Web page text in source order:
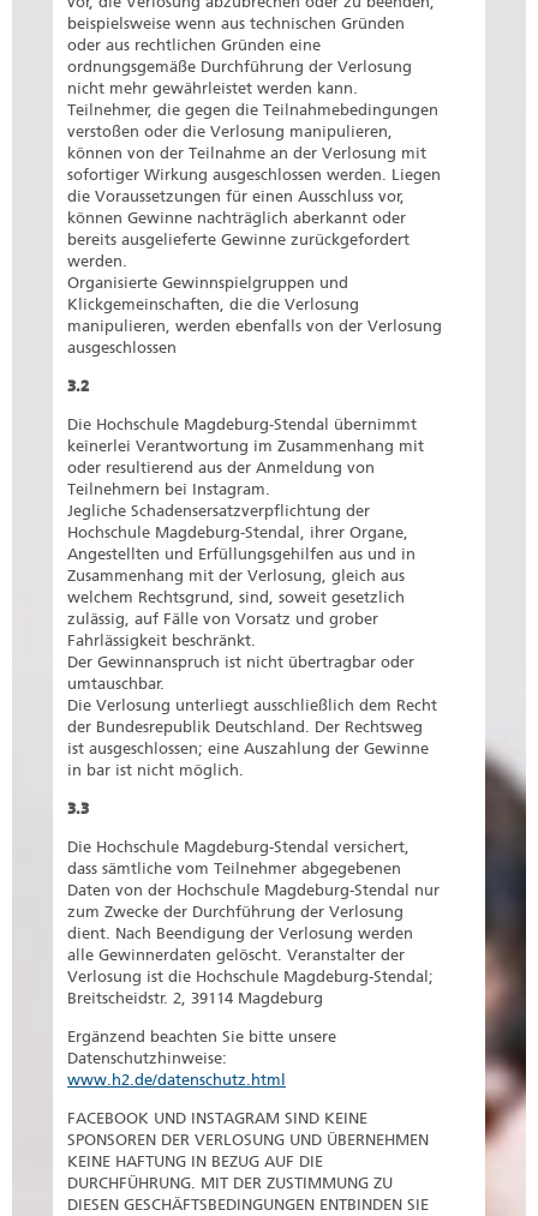
beispielsweise wenn aus technischen Gründen
oder aus rechtlichen Gründen eine
ordnungsgemäße Durchführung der Verlosung
nicht mehr gewährleistet werden kann.
Teilnehmer, die gegen die Teilnahmebedingungen
verstoßen oder die Verlosung manipulieren,
können von der Teilnahme an der Verlosung mit
sofortiger Wirkung ausgeschlossen werden. Liegen
die Voraussetzungen für einen Ausschluss vor,
können Gewinne nachträglich aberkannt oder
bereits ausgelieferte Gewinne zurückgefordert
werden.
Organisierte Gewinnspielgruppen und
Klickgemeinschaften, die die Verlosung
manipulieren, werden ebenfalls von der Verlosung
ausgeschlossen
3.2
Die Hochschule Magdeburg-Stendal übernimmt
keinerlei Verantwortung im Zusammenhang mit
oder resultierend aus der Anmeldung von
Teilnehmern bei Instagram.
Jegliche Schadensersatzverpflichtung der
Hochschule Magdeburg-Stendal, ihrer Organe,
Angestellten und Erfüllungsgehilfen aus und in
Zusammenhang mit der Verlosung, gleich aus
welchem Rechtsgrund, sind, soweit gesetzlich
zulässig, auf Fälle von Vorsatz und grober
Fahrlässigkeit beschränkt.
Der Gewinnanspruch ist nicht übertragbar oder
umtauschbar.
Die Verlosung unterliegt ausschließlich dem Recht
der Bundesrepublik Deutschland. Der Rechtsweg
ist ausgeschlossen; eine Auszahlung der Gewinne
in bar ist nicht möglich.
3.3
Die Hochschule Magdeburg-Stendal versichert,
dass sämtliche vom Teilnehmer abgegebenen
Daten von der Hochschule Magdeburg-Stendal nur
zum Zwecke der Durchführung der Verlosung
dient. Nach Beendigung der Verlosung werden
alle Gewinnerdaten gelöscht. Veranstalter der
Verlosung ist die Hochschule Magdeburg-Stendal;
Breitscheidstr. 2, 39114 Magdeburg
Ergänzend beachten Sie bitte unsere
Datenschutzhinweise:
www.h2.de/datenschutz.html
FACEBOOK UND INSTAGRAM SIND KEINE
SPONSOREN DER VERLOSUNG UND ÜBERNEHMEN
KEINE HAFTUNG IN BEZUG AUF DIE
DURCHFÜHRUNG. MIT DER ZUSTIMMUNG ZU
DIESEN GESCHÄFTSBEDINGUNGEN ENTBINDEN SIE